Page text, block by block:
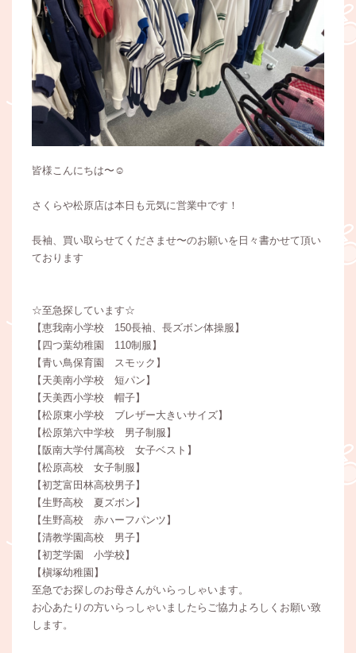
皆様こんにちは〜☺️
さくらや松原店は本日も元気に営業中です！
長袖、買い取らせてくださませ〜のお願いを日々書かせて頂い
ております
☆至急探しています☆
【恵我南小学校 150長袖、長ズボン体操服】
【四つ葉幼稚園 110制服】
【青い鳥保育園 スモック】
【天美南小学校 短パン】
【天美西小学校 帽子】
【松原東小学校 ブレザー大きいサイズ】
【松原第六中学校 男子制服】
【阪南大学付属高校 女子ベスト】
【松原高校 女子制服】
【初芝富田林高校男子】
【生野高校 夏ズボン】
【生野高校 赤ハーフパンツ】
【清教学園高校 男子】
【初芝学園 小学校】
【槇塚幼稚園】
至急でお探しのお母さんがいらっしゃいます。
お心あたりの方いらっしゃいましたらご協力よろしくお願い致
します。